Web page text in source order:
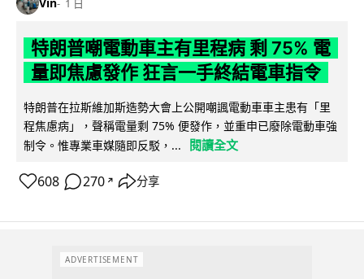
1 日
特朗普嘲電動車主有里程病 剩 75% 電
量即焦慮發作 狂言一手終結電車指令
特朗普在拉斯維加斯造勢大會上公開嘲諷電動車車主患有「里
程焦慮病」，聲稱電量剩 75% 便發作，並重申已廢除電動車強
制令。惟專業車媒隨即反駁，...
閱讀全文
608 270 ↗ 分享
ADVERTISEMENT